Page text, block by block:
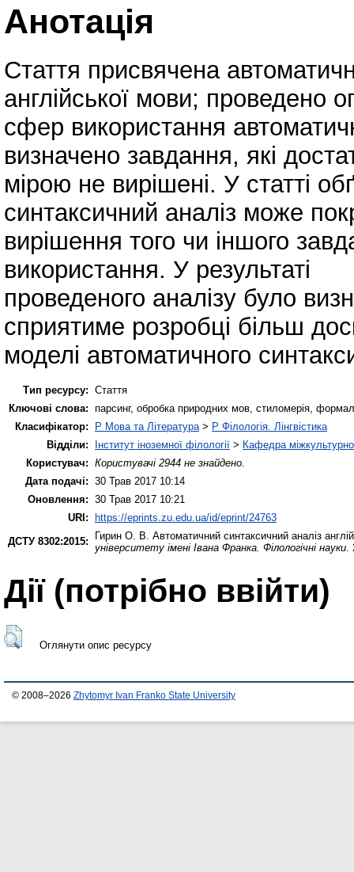
Анотація
Стаття присвячена
англійської мови; проведено
сфер використання
визначено завдання, які
мірою не вирішені. У статті
синтаксичний аналіз може
вирішення того чи іншого
використання. У результаті
проведеного аналізу було
сприятиме розробці більш
моделі автоматичного
Тип ресурсу: Стаття
Ключові слова: парсинг, обробка природних мов, стиломерія,
Класифікатор:
P Мова та Література > P Філологія. Лінгвістика
Відділи:
Інститут іноземної філології > Кафедра
Користувач: Користувачі 2944 не знайдено.
Дата подачі: 30 Трав 2017 10:14
Оновлення: 30 Трав 2017 10:21
URI: https://eprints.zu.edu.ua/id/eprint/24763
ДСТУ 8302:2015:
Гирин О. В. Автоматичний синтаксичний аналіз
університету імені Івана Франка. Філологічні науки
Дії ​​(потрібно ввійти)
Оглянути опис ресурсу
© 2008–2026 Zhytomyr Ivan Franko State University